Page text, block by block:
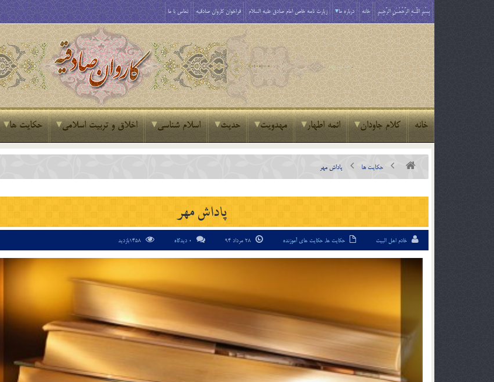
بِسْمِ اللَّـهِ الرَّحْمَـٰنِ الرَّحِيمِ خانه درباره ما زیارت نامه خاص امام صادق علیه السلام فراخوان کاروان صادقیه تماس با ما
خانه کلام جاودان ائمه اطهار مهدویت حدیث اسلام شناسی اخلاق و تربیت اسلامی حکایت ها
حکایت ها پاداش مهر
پاداش مهر
خادم اهل البیت حکایت ها, حکایت های آموزنده 0 دیدگاه